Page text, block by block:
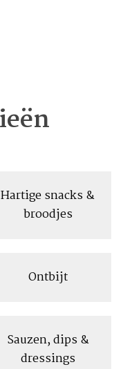
Hartige snacks &
broodjes
Ontbijt
Sauzen, dips &
dressings